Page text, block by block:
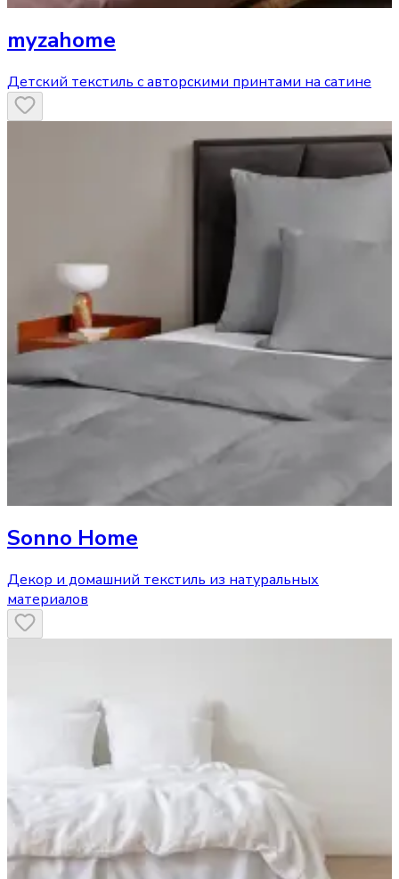
myzahome
Детский текстиль с авторскими принтами на сатине
Sonno Home
Декор и домашний текстиль из натуральных
материалов